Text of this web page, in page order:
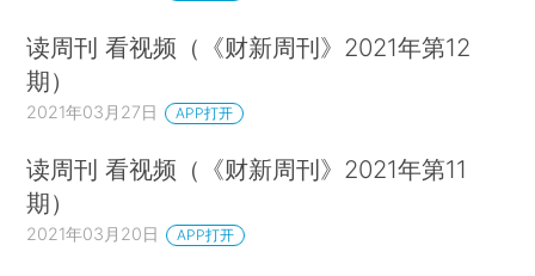
读周刊 看视频（《财新周刊》2021年第12
期）
2021年03月27日 APP打开
读周刊 看视频（《财新周刊》2021年第11
期）
2021年03月20日 APP打开